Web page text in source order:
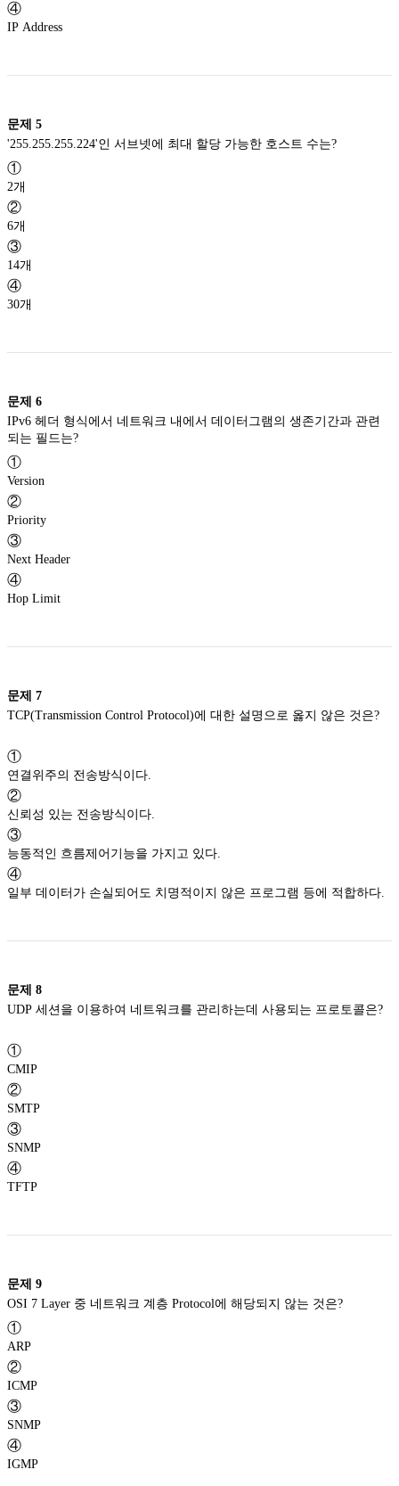
④
IP Address
문제 5
①
2개
②
6개
③
14개
④
30개
문제 6
IPv6 헤더 형식에서 네트워크 내에서 데이터그램의 생존기간과 관련
①
Version
②
Priority
③
Next Header
④
Hop Limit
문제 7
TCP(Transmission Control Protocol)에 대한 설명으로 옳지 않은 것은?
①
연결위주의 전송방식이다.
②
신뢰성 있는 전송방식이다.
③
능동적인 흐름제어기능을 가지고 있다.
④
일부 데이터가 손실되어도 치명적이지 않은 프로그램 등에 적합하다.
문제 8
UDP 세션을 이용하여 네트워크를 관리하는데 사용되는 프로토콜은?
①
CMIP
②
SMTP
③
SNMP
④
TFTP
문제 9
①
ARP
②
ICMP
③
SNMP
④
IGMP